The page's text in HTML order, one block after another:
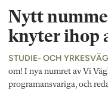
Nytt
knyter ihop
STUDIE- OCH
om! I nya numret av Vi
programansvariga, och